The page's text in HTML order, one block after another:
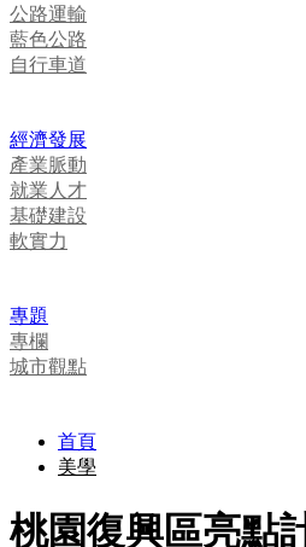
公路運輸
藍色公路
自行車道
經濟發展
產業脈動
就業人才
基礎建設
軟實力
專題
專欄
城市觀點
首頁
美學
桃園復興區亮點